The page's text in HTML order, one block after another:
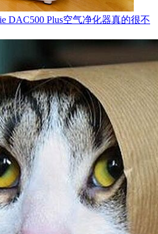
DAC500 Plus空气净化器真的很不